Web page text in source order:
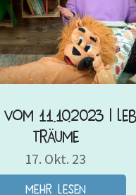
vom 11.10.2023 |
Träume
17. Okt. 23
mehr lesen